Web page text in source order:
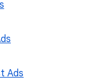
Ads